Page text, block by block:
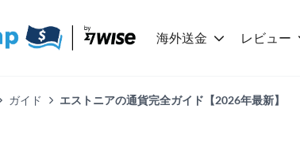
海外送金 レビュー
ガイド エストニアの通貨完全ガイド【2026年最新】